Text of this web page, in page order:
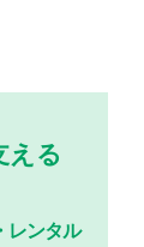
える
レンタル